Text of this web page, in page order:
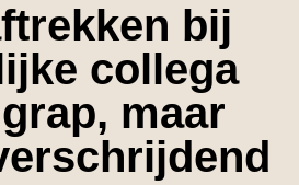
bij
collega
maar